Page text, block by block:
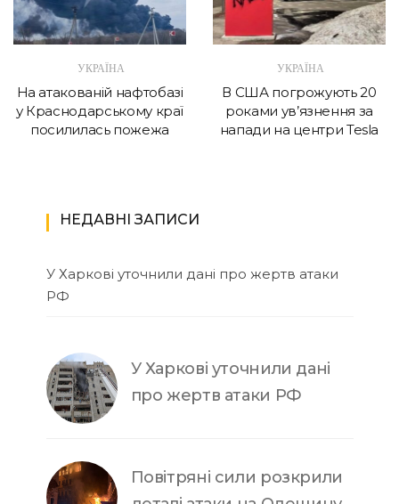
УКРАЇНА
На атакованій нафтобазі
у Краснодарському краї
посилилась пожежа
УКРАЇНА
В США погрожують 20
роками ув’язнення за
напади на центри Tesla
НЕДАВНІ ЗАПИСИ
У Харкові уточнили дані про жертв атаки
РФ
У Харкові уточнили дані
про жертв атаки РФ
Повітряні сили розкрили